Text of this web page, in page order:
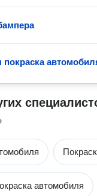
покраска
автомобиля